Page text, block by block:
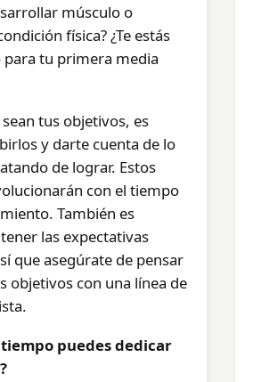
músculo o
física? ¿Te estás
tu primera media
sean tus objetivos, es
y darte cuenta de lo
de lograr. Estos
con el tiempo
También es
las expectativas
que asegúrate de pensar
objetivos con una línea de
puedes dedicar